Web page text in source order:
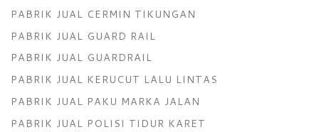
PABRIK JUAL CERMIN TIKUNGAN
PABRIK JUAL GUARD RAIL
PABRIK JUAL GUARDRAIL
PABRIK JUAL KERUCUT LALU LINTAS
PABRIK JUAL PAKU MARKA JALAN
PABRIK JUAL POLISI TIDUR KARET